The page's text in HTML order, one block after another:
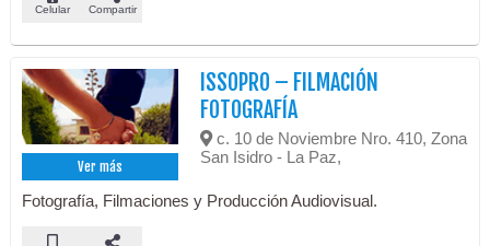
Celular Compartir
Ver más
ISSOPRO – FILMACIÓN
FOTOGRAFÍA
c. 10 de Noviembre Nro. 410, Zona
San Isidro - La Paz,
Fotografía, Filmaciones y Producción Audiovisual.